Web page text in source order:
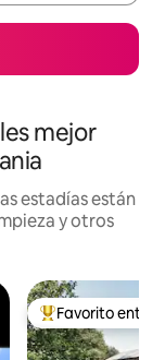
mejor
estadías están
y otros
Favorito entre
Favorito entre